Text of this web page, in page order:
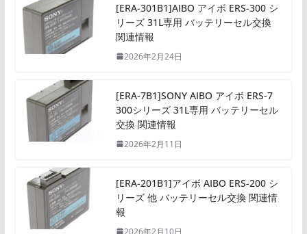
[ERA-301B1]AIBO アイボ ERS-300 シ
リーズ 31L専用 バッテリーセル交換
関連情報
2026年2月24日
[ERA-7B1]SONY AIBO アイボ ERS-7
300シリーズ 31L専用 バッテリーセル
交換 関連情報
2026年2月11日
[ERA-201B1]アイボ AIBO ERS-200 シ
リーズ 他 バッテリーセル交換 関連情
報
2026年2月10日